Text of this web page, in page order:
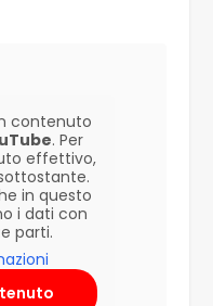
contenuto
. Per
effettivo,
in questo
i dati con
parti.